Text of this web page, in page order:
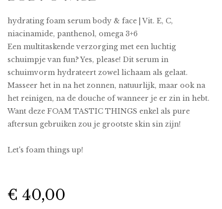
hydrating foam serum body & face | Vit. E, C,
niacinamide, panthenol, omega 3+6
Een multitaskende verzorging met een luchtig
schuimpje van fun? Yes, please! Dit serum in
schuimvorm hydrateert zowel lichaam als gelaat.
Masseer het in na het zonnen, natuurlijk, maar ook na
het reinigen, na de douche of wanneer je er zin in hebt.
Want deze FOAM TASTIC THINGS enkel als pure
aftersun gebruiken zou je grootste skin sin zijn!
Let's foam things up!
€ 40,00